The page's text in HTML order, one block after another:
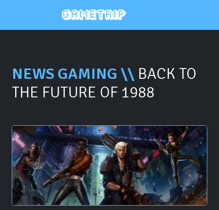
NEWS GAMING \\ BACK TO
THE FUTURE OF 1988